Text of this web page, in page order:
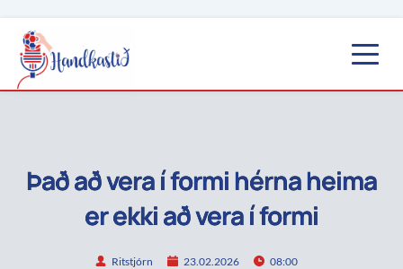
Það að vera í formi hérna heima
er ekki að vera í formi
Ritstjórn 23.02.2026 08:00